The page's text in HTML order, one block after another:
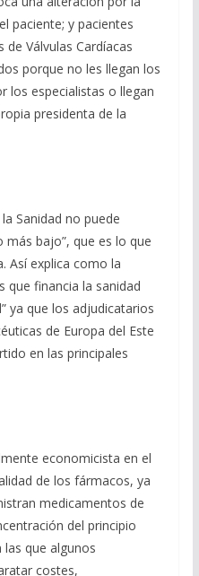
paciente; y pacientes
Válvulas Cardíacas
porque no les llegan los
los especialistas o llegan
presidenta de la
Sanidad no puede
bajo”, que es lo que
Así explica como la
que financia la sanidad
ya que los adjudicatarios
de Europa del Este
en las principales
economicista en el
de los fármacos, ya
medicamentos de
del principio
que algunos
costes,